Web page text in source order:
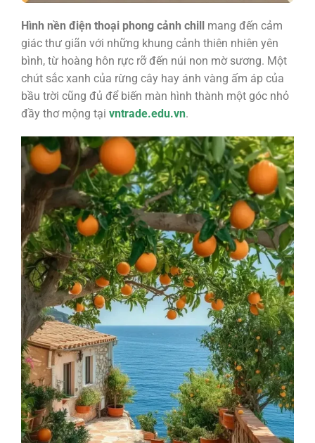
Hình nền điện thoại phong cảnh chillmang đến cảm
giác thư giãn với những khung cảnh thiên nhiên yên
bình, từ hoàng hôn rực rỡ đến núi non mờ sương. Một
chút sắc xanh của rừng cây hay ánh vàng ấm áp của
bầu trời cũng đủ để biến màn hình thành một góc nhỏ
đầy thơ mộng tại vntrade.edu.vn.